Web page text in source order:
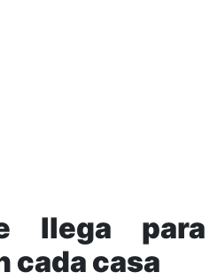
llega para
cada casa